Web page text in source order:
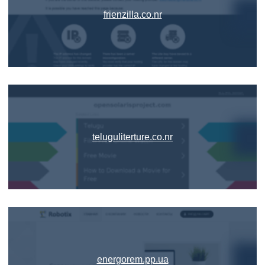
frienzilla.co.nr
teluguliterture.co.nr
energorem.pp.ua